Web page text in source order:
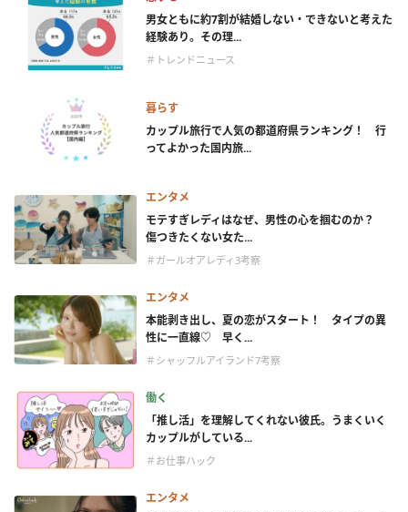
男女ともに約7割が結婚しない・できないと考えた
経験あり。その理...
＃トレンドニュース
暮らす
カップル旅行で人気の都道府県ランキング！ 行
ってよかった国内旅...
エンタメ
モテすぎレディはなぜ、男性の心を掴むのか？
傷つきたくない女た...
＃ガールオアレディ3考察
エンタメ
本能剥き出し、夏の恋がスタート！ タイプの異
性に一直線♡ 早く...
＃シャッフルアイランド7考察
働く
「推し活」を理解してくれない彼氏。うまくいく
カップルがしている...
＃お仕事ハック
エンタメ